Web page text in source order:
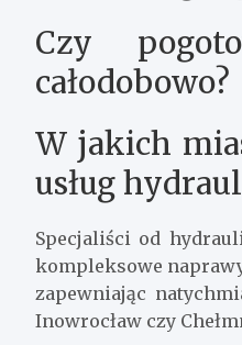
Czy
całodobowo?
W jakich
usług
Specjaliści od
kompleksowe
zapewniając
Inowrocław czy